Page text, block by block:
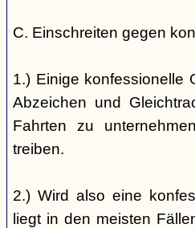
C. Einschreiten gegen
1.) Einige konfessionelle
Abzeichen und
Fahrten zu
treiben.
2.) Wird also eine
liegt in den meisten